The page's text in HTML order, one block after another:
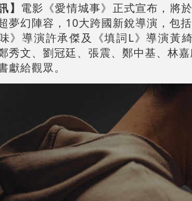
】 電影《愛情城事》正式宣布，將
夢幻陣容，10大跨國新銳導演，包
味》導演許承傑及《填詞L》導演
秀文、劉冠廷、張震、鄭中基、林
獻給觀眾。